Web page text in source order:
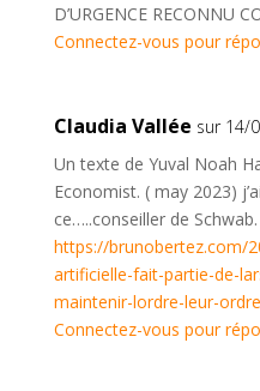
D’URGENCE RECONNU
Connectez-vous pour
Claudia Vallée sur 14/
Un texte de Yuval Noah
Economist. ( may 2023)
ce…..conseiller de Schwab.
https://brunobertez.com/
artificielle-fait-partie-de-
maintenir-lordre-leur-
Connectez-vous pour